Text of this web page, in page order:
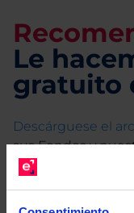
Le
gratuito
Descárguese el
sus Fondos y
estudio gratuito